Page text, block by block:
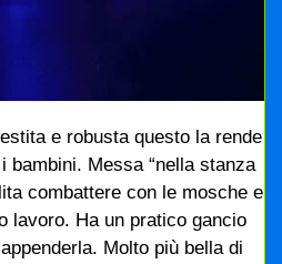
e robusta questo la rende
bambini. Messa “nella stanza
combattere con le mosche e
lavoro. Ha un pratico gancio
Molto più bella di